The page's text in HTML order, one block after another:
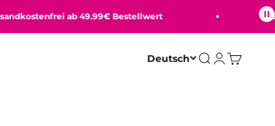
ab 49.99€ Bestellwert
Deutsch SucheAnmelden